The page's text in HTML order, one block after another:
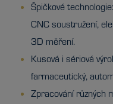
Špičkové
CNC soustružení,
3D měření.
Kusová i sériová
farmaceutický,
Zpracování různých